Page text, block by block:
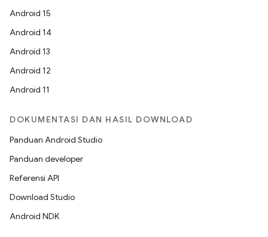
Android 15
Android 14
Android 13
Android 12
Android 11
DOKUMENTASI DAN HASIL DOWNLOAD
Panduan Android Studio
Panduan developer
Referensi API
Download Studio
Android NDK